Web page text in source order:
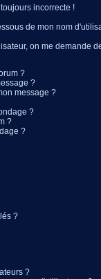
incorrecte !
de mon nom
on me demande
?
?
message ?
?
?
?
?
?